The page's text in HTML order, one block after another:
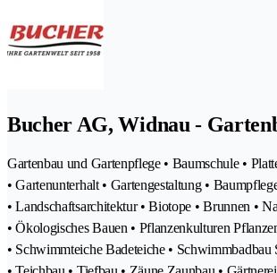
Bucher AG, Widnau -
Gartenbau und Gartenpflege • Baumschule •
• Gartenunterhalt • Gartengestaltung •
• Landschaftsarchitektur • Biotope • Brunnen •
• Ökologisches Bauen • Pflanzenkulturen
• Schwimmteiche Badeteiche •